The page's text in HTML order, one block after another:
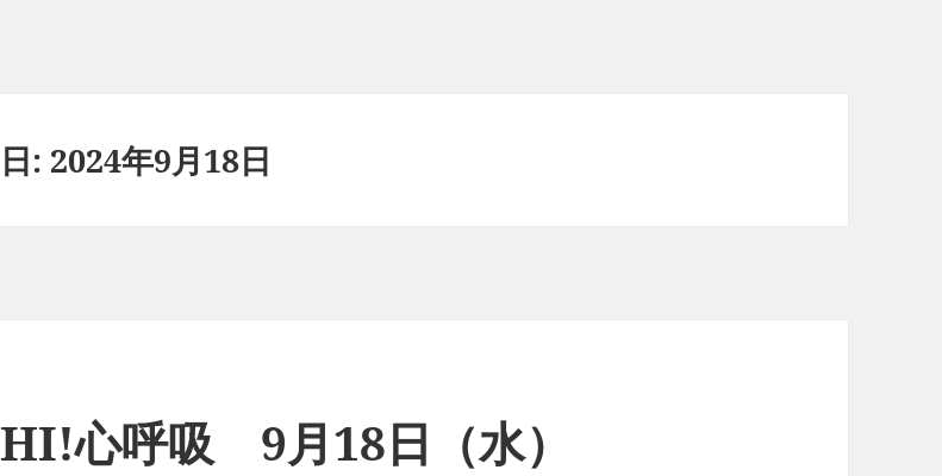
日: 2024年9月18日
HI!心呼吸 9月18日（水）